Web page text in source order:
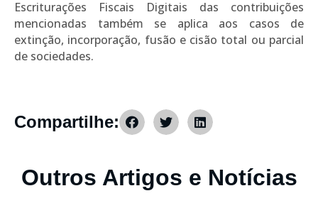
Escriturações Fiscais Digitais das contribuições
mencionadas também se aplica aos casos de
extinção, incorporação, fusão e cisão total ou parcial
de sociedades.
Compartilhe:
Outros Artigos e Notícias